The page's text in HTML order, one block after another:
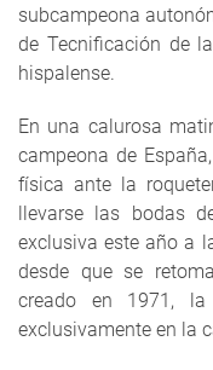
subcampeona
de Tecnificación de
hispalense.
En una calurosa
campeona de
física ante la
llevarse las bodas
exclusiva este año a
desde que se
creado en 1971, la
exclusivamente en la